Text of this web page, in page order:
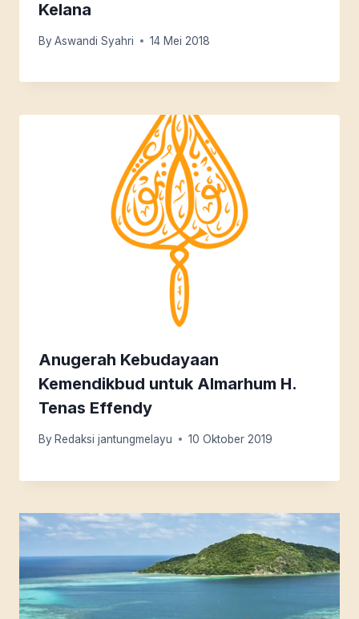
Kelana
By Aswandi Syahri 14 Mei 2018
Anugerah Kebudayaan
Kemendikbud untuk Almarhum H.
Tenas Effendy
By Redaksi jantungmelayu 10 Oktober 2019